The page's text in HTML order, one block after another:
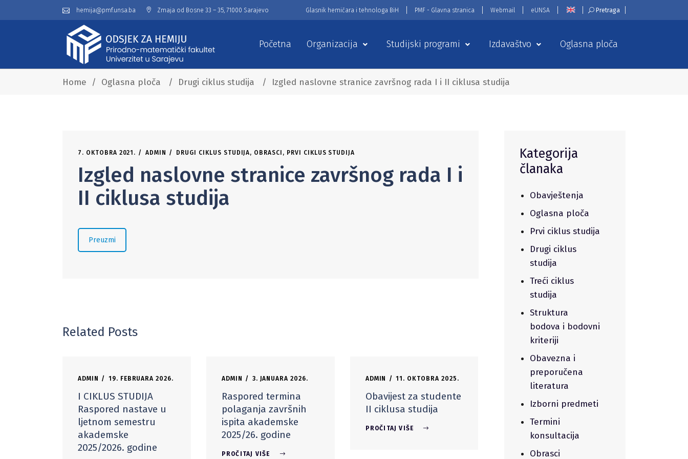
hemija@pmf.unsa.ba Zmaja od Bosne 33 – 35, 71000 Sarajevo Glasnik hemičara i tehnologa BiH PMF - Glavna stranica Webmail eUNSA Pretraga
Početna Organizacija Studijski programi Izdavaštvo Oglasna ploča
Home / Oglasna ploča / Drugi ciklus studija / Izgled naslovne stranice završnog rada I i II ciklusa studija
7. OKTOBRA 2021. ADMIN DRUGI CIKLUS STUDIJA, OBRASCI , PRVI CIKLUS STUDIJA
Izgled naslovne stranice završnog rada I i
II ciklusa studija
Preuzmi
Related Posts
ADMIN 19. FEBRUARA 2026.
I CIKLUS STUDIJA
Raspored nastave u
ljetnom semestru
akademske
2025/2026. godine
ADMIN 3. JANUARA 2026.
Raspored termina
polaganja završnih
ispita akademske
2025/26. godine
PROČITAJ VIŠE
ADMIN 11. OKTOBRA 2025.
Obavijest za studente
II ciklusa studija
PROČITAJ VIŠE
Kategorija
članaka
Obavještenja
Oglasna ploča
Prvi ciklus studija
Drugi ciklus
studija
Treći ciklus
studija
Struktura
bodova i bodovni
kriteriji
Obavezna i
preporučena
literatura
Izborni predmeti
Termini
konsultacija
Obrasci